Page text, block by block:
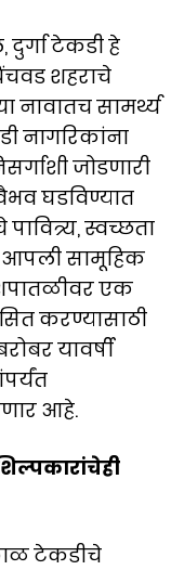
टेकडी हे
शहराचे
नावातच सामर्थ्य
नागरिकांना
जोडणारी
घडविण्यात
स्वच्छता
सामूहिक
एक
करण्यासाठी
यावर्षी
आहे.
टेकडीचे